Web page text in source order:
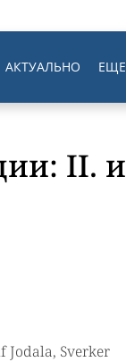
АКТУАЛЬНО ЕЩЕ
II.
Jodala, Sverker